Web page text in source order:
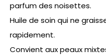
parfum des noisettes.
Huile de soin qui ne
rapidement.
Convient aux peaux